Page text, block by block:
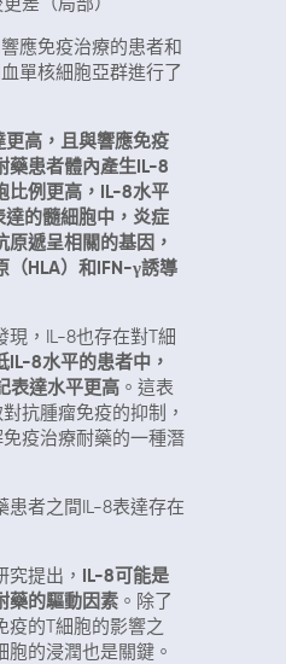
差（局部）
應免疫治療的患者和
單核細胞亞群進行了
更高，且與響應免疫
藥患者體內產生IL-8
比例更高，IL-8水平
達的髓細胞中，炎症
原遞呈相關的基因，
（HLA）和IFN-γ誘導
現，IL-8也存在對T細
IL-8水平的患者中，
表達水平更高 。這表
抗腫瘤免疫的抑制，
疫治療耐藥的一種潛
患者之間IL-8表達存在
究提出，
IL-8可能是
藥的驅動因素 。除了
疫的T細胞的影響之
胞的浸潤也是關鍵。